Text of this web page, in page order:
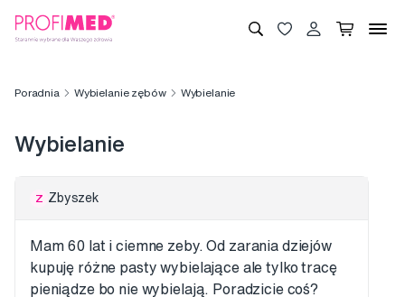
Poradnia Wybielanie zębów Wybielanie
Wybielanie
Z Zbyszek
Mam 60 lat i ciemne zeby. Od zarania dziejów
kupuję różne pasty wybielające ale tylko tracę
pieniądze bo nie wybielają. Poradzicie coś?